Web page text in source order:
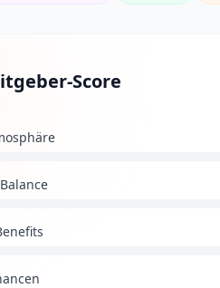
Score